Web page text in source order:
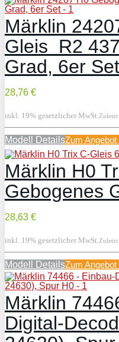
Märklin
Gleis R2
Grad, 6er Set
28,76 €
inkl. 19% gesetzlicher MwSt.
Modell DetailsZum Angebot
Märklin H0
Gebogenes
28,63 €
inkl. 19% gesetzlicher MwSt.
Modell DetailsZum Angebot
Märklin
Digital-